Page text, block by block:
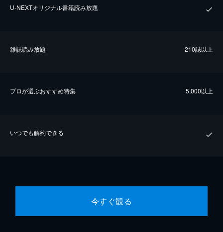
U-NEXTオリジナル書籍読み放題
雑誌読み放題 210誌以上
プロが選ぶおすすめ特集 5,000以上
いつでも解約できる
今すぐ観る